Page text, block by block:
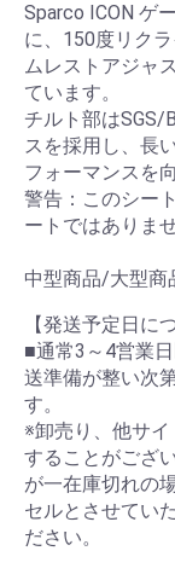
Sparco ICON ゲ
に、150度リク
ムレストアジャ
ています。
チルト部はSGS/
スを採用し、長
フォーマンスを
警告：このシー
ートではありませ
中型商品/大型商
【発送予定日に
■通常3～4営業
送準備が整い次
す。
※卸売り、他サ
することがござ
が一在庫切れの
セルとさせてい
ださい。